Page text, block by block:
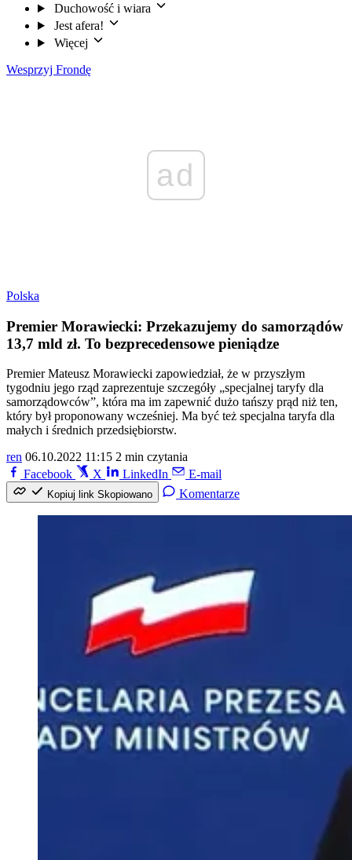
Duchowość i wiara
Jest afera!
Więcej
Wesprzyj Frondę
ad
Polska
Premier Morawiecki: Przekazujemy do samorządów
13,7 mld zł. To bezprecedensowe pieniądze
Premier Mateusz Morawiecki zapowiedział, że w przyszłym
tygodniu jego rząd zaprezentuje szczegóły „specjalnej taryfy dla
samorządowców”, która ma im zapewnić dużo tańszy prąd niż ten,
który był proponowany wcześniej. Ma być też specjalna taryfa dla
małych i średnich przedsiębiorstw.
ren 06.10.2022 11:15 2 min czytania
Facebook
X LinkedIn E-mail
Kopiuj link Skopiowano Komentarze